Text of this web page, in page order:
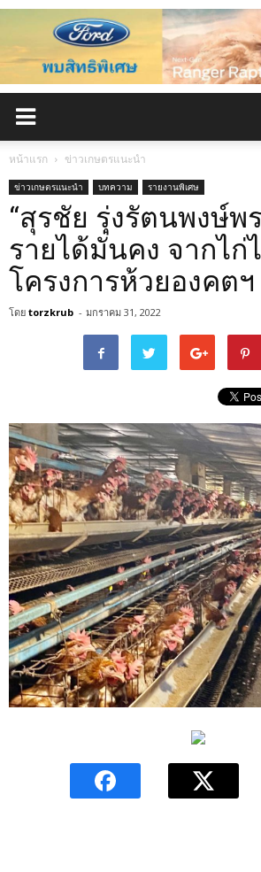
หน้าแรก ข่าวเกษตรแนะนำ
ข่าวเกษตรแนะนำ บทความ รายงานพิเศษ
“สุรชัย รุ่งรัตนพงษ์พ
รายได้มั่นคง จากไก่
โครงการห้วยองคตฯ
โดย torzkrub - มกราคม 31, 2022